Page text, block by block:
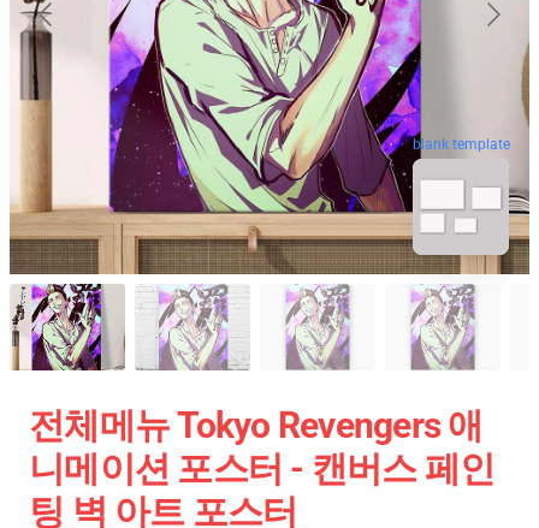
blank template
전체메뉴 Tokyo Revengers 애
니메이션 포스터 - 캔버스 페인
팅 벽 아트 포스터